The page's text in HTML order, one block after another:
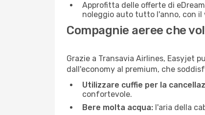
Approfitta delle offerte di
noleggio auto tutto l'anno, con
Compagnie aeree che
Grazie a Transavia Airlines, Easyjet
dall'economy al premium, che
Utilizzare cuffie per la
confortevole.
Bere molta acqua: l'aria della